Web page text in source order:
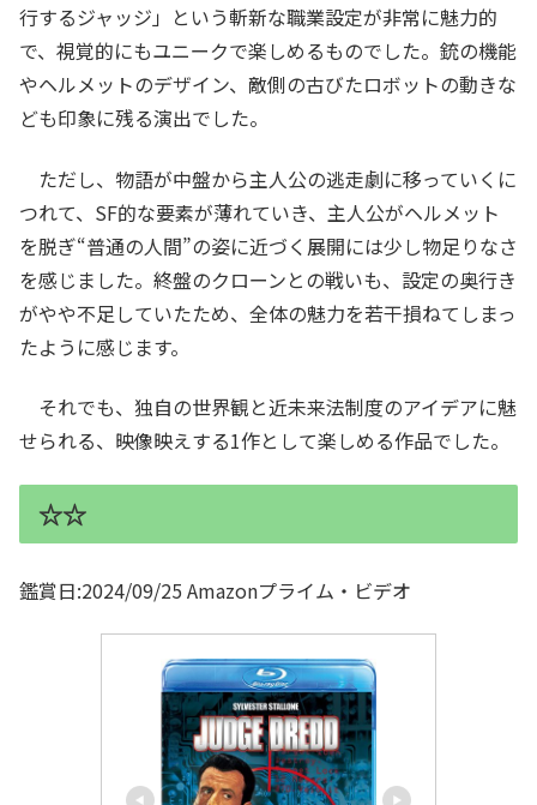
行するジャッジ」という斬新な職業設定が非常に魅力的
で、視覚的にもユニークで楽しめるものでした。銃の機能
やヘルメットのデザイン、敵側の古びたロボットの動きな
ども印象に残る演出でした。
ただし、物語が中盤から主人公の逃走劇に移っていくに
つれて、SF的な要素が薄れていき、主人公がヘルメット
を脱ぎ“普通の人間”の姿に近づく展開には少し物足りなさ
を感じました。終盤のクローンとの戦いも、設定の奥行き
がやや不足していたため、全体の魅力を若干損ねてしまっ
たように感じます。
それでも、独自の世界観と近未来法制度のアイデアに魅
せられる、映像映えする1作として楽しめる作品でした。
☆☆
鑑賞日:2024/09/25 Amazonプライム・ビデオ